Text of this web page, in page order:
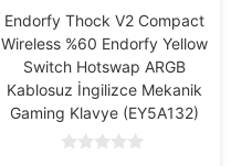
Endorfy Thock V2 Compact
Wireless %60 Endorfy Yellow
Switch Hotswap ARGB
Kablosuz İngilizce Mekanik
Gaming Klavye (EY5A132)